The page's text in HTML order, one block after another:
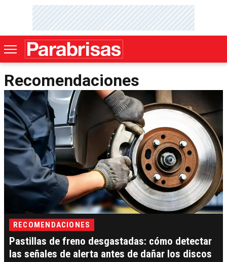
Recomendaciones
RECOMENDACIONES
Pastillas de freno desgastadas: cómo detectar
las señales de alerta antes de dañar los discos